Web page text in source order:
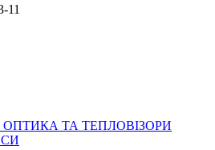
11
ОПТИКА ТА ТЕПЛОВІЗОРИ